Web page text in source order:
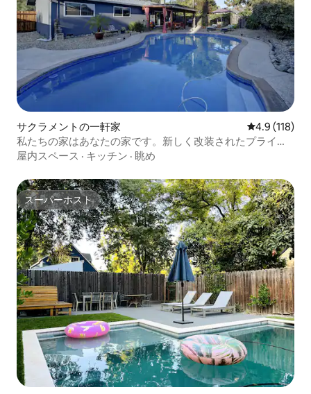
サクラメントの一軒家 レビュー118
4.9 (118)
私たちの家はあなたの家です。新しく改装されたプライベ
ートプール付き
屋内スペース · キッチン · 眺め
スーパーホスト
スーパーホスト